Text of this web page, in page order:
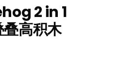
2 in 1
高积木